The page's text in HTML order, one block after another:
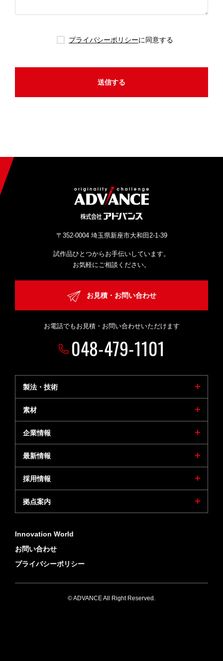
プライバシーポリシーに同意する
〒352-0004 埼玉県新座市大和田2-1-39
試作品ひとつからお手伝いしています。
お気軽にご相談ください。
お見積・お問い合わせ
お電話でもお見積・お問い合わせいただけます
048-479-1101
製法・技術
素材
企業情報
最新情報
採用情報
拠点案内
Innovation World
お問い合わせ
プライバシーポリシー
© ADVANCE All Right Reserved.